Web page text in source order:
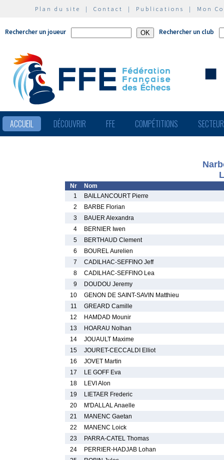
Plan du site | Contact | Publications | Mon
Rechercher un joueur Rechercher un club
ACCUEIL DÉCOUVRIR FFE COMPÉTITIONS
Nr
Nom
1
BAILLANCOURT Pierre
2
BARBE Florian
3
BAUER Alexandra
4
BERNIER Iwen
5
BERTHAUD Clement
6
BOUREL Aurelien
7
CADILHAC-SEFFINO Jeff
8
CADILHAC-SEFFINO Lea
9
DOUDOU Jeremy
10
GENON DE SAINT-SAVIN Matthieu
11
GREARD Camille
12
HAMDAD Mounir
13
HOARAU Nolhan
14
JOUAULT Maxime
15
JOURET-CECCALDI Elliot
16
JOVET Martin
17
LE GOFF Eva
18
LEVI Alon
19
LIETAER Frederic
20
M'DALLAL Anaelle
21
MANENC Gaetan
22
MANENC Loick
23
PARRA-CATEL Thomas
24
PERRIER-HADJAB Lohan